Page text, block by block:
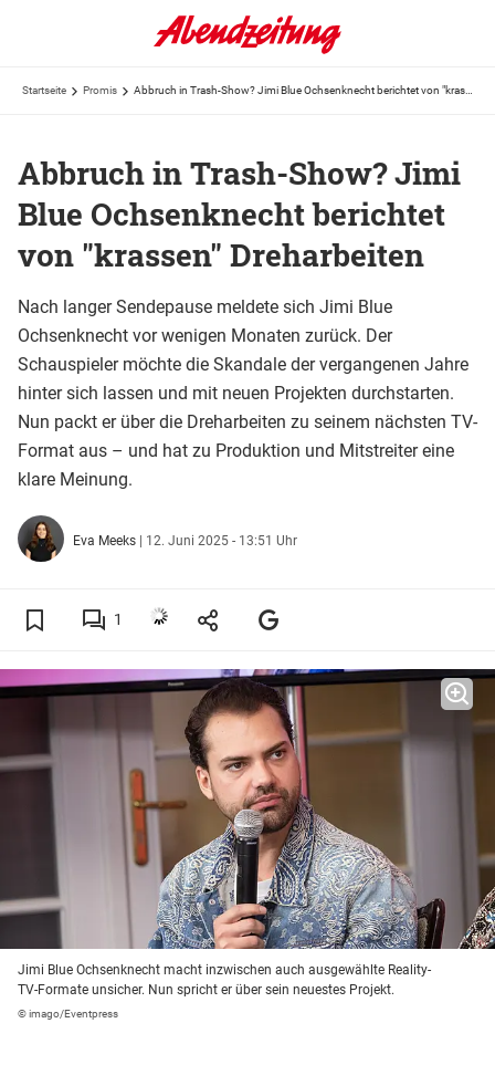
Startseite Promis
Abbruch in Trash-Show? Jimi
Blue Ochsenknecht berichtet
von "krassen" Dreharbeiten
Nach langer Sendepause meldete sich Jimi Blue
Ochsenknecht vor wenigen Monaten zurück. Der
Schauspieler möchte die Skandale der vergangenen Jahre
hinter sich lassen und mit neuen Projekten durchstarten.
Nun packt er über die Dreharbeiten zu seinem nächsten TV-
Format aus – und hat zu Produktion und Mitstreiter eine
klare Meinung.
Eva Meeks | 12. Juni 2025 - 13:51 Uhr
1
Jimi Blue Ochsenknecht macht inzwischen auch ausgewählte Reality-
TV-Formate unsicher. Nun spricht er über sein neuestes Projekt.
© imago/Eventpress